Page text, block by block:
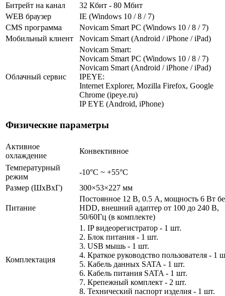
Битрейт на канал
32 Кбит - 80 Мбит
WEB браузер
IE (Windows 10 / 8 / 7)
CMS программа
Novicam Smart PC (Windows 10 / 8 / 7)
Мобильный клиент
Novicam Smart (Android / iPhone / iPad)
Облачный сервис
Novicam Smart:
Novicam Smart PC (Windows 10 / 8 / 7)
Novicam Smart (Android / iPhone / iPad)
IPEYE:
Internet Explorer, Mozilla Firefox, Google
Chrome (ipeye.ru)
IP EYE (Android, iPhone)
Физические параметры
Активное
охлаждение
Конвективное
Температурный
режим
-10°C ~ +55°C
Размер (ШxВxГ)
300×53×227 мм
Питание
Постоянное 12 В, 0.5 А, мощность 6 Вт
HDD, внешний адаптер от 100 до 240 В,
50/60Гц (в комплекте)
Комплектация
1. IP видеорегистратор - 1 шт.
2. Блок питания - 1 шт.
3. USB мышь - 1 шт.
4. Краткое руководство пользователя - 1
5. Кабель данных SATA - 1 шт.
6. Кабель питания SATA - 1 шт.
7. Крепежный комплект - 2 шт.
8. Технический паспорт изделия - 1 шт.